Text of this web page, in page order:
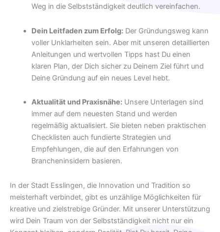
Weg in die Selbstständigkeit deutlich vereinfachen.
Dein Leitfaden zum Erfolg:Der Gründungsweg kann
voller Unklarheiten sein. Aber mit unseren detaillierten
Anleitungen und wertvollen Tipps hast Du einen
klaren Plan, der Dich sicher zu Deinem Ziel führt und
Deine Gründung auf ein neues Level hebt.
Aktualität und Praxisnähe:Unsere Unterlagen sind
immer auf dem neuesten Stand und werden
regelmäßig aktualisiert. Sie bieten neben praktischen
Checklisten auch fundierte Strategien und
Empfehlungen, die auf den Erfahrungen von
Brancheninsidern basieren.
In der Stadt Esslingen, die Innovation und Tradition so
meisterhaft verbindet, gibt es unzählige Möglichkeiten für
kreative und zielstrebige Gründer. Mit unserer Unterstützung
wird Dein Traum von der Selbstständigkeit nicht nur ein